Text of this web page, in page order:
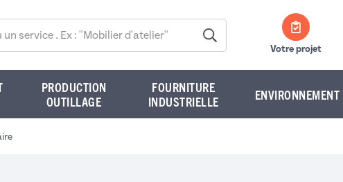
Votre projet
PRODUCTION
OUTILLAGE
FOURNITURE
INDUSTRIELLE
ENVIRONNEMENT